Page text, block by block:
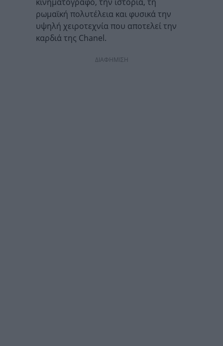
ρωμαϊκή πολυτέλεια και φυσικά την
υψηλή χειροτεχνία που αποτελεί την
καρδιά της Chanel.
ΔΙΑΦΗΜΙΣΗ